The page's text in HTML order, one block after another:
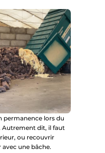
permanence lors du
Autrement dit, il faut
ou recouvrir
une bâche.